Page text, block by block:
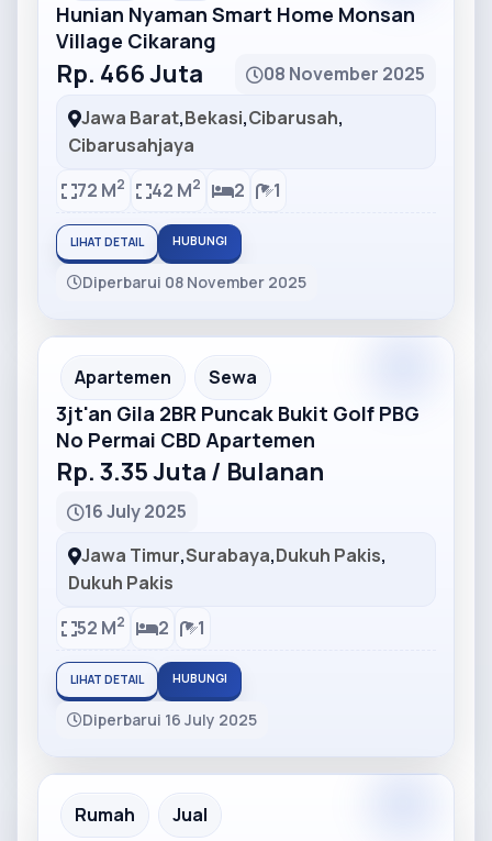
Hunian Nyaman Smart Home Monsan
Village Cikarang
Rp. 466 Juta
08 November 2025
Jawa Barat,Bekasi,Cibarusah,
Cibarusahjaya
72 M2 42 M2 2 1
LIHAT DETAIL HUBUNGI
Diperbarui 08 November 2025
Partner Ad
Apartemen Sewa
3jt'an Gila 2BR Puncak Bukit Golf PBG
No Permai CBD Apartemen
Rp. 3.35 Juta / Bulanan
16 July 2025
Jawa Timur,Surabaya,Dukuh Pakis,
Dukuh Pakis
52 M2 2 1
LIHAT DETAIL HUBUNGI
Diperbarui 16 July 2025
Partner Ad
Rumah Jual